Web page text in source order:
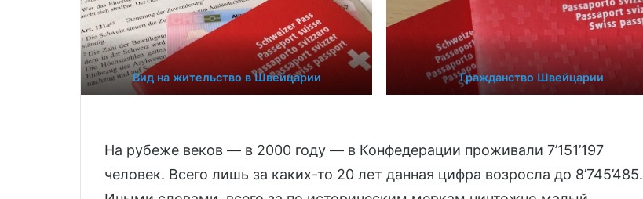
Вид на жительство в Швейцарии Гражданство Швейцарии
На рубеже веков — в 2000 году — в Конфедерации проживали 7’151’197
человек. Всего лишь за каких-то 20 лет данная цифра возросла до 8’745’485.